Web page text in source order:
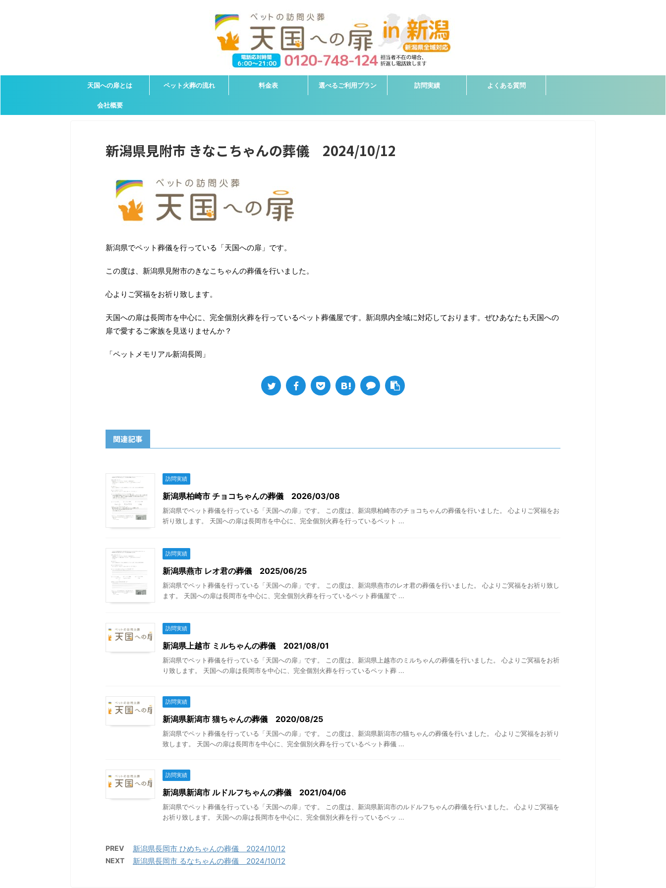
天国への扉とは ペット火葬の流れ 料金表 選べるご利用プラン 訪問実績 よくある質問
会社概要
新潟県見附市 きなこちゃんの葬儀 2024/10/12
新潟県でペット葬儀を行っている「天国への扉」です。
この度は、新潟県見附市のきなこちゃんの葬儀を行いました。
心よりご冥福をお祈り致します。
天国への扉は長岡市を中心に、完全個別火葬を行っているペット葬儀屋です。新潟県内全域に対応しております。ぜひあなたも天国への
扉で愛するご家族を見送りませんか？
「ペットメモリアル新潟長岡」
関連記事
訪問実績
新潟県柏崎市 チョコちゃんの葬儀 2026/03/08
新潟県でペット葬儀を行っている「天国への扉」です。 この度は、新潟県柏崎市のチョコちゃんの葬儀を行いました。 心よりご冥福をお
祈り致します。 天国への扉は長岡市を中心に、完全個別火葬を行っているペット ...
訪問実績
新潟県燕市 レオ君の葬儀 2025/06/25
新潟県でペット葬儀を行っている「天国への扉」です。 この度は、新潟県燕市のレオ君の葬儀を行いました。 心よりご冥福をお祈り致し
ます。 天国への扉は長岡市を中心に、完全個別火葬を行っているペット葬儀屋で ...
訪問実績
新潟県上越市 ミルちゃんの葬儀 2021/08/01
新潟県でペット葬儀を行っている「天国への扉」です。 この度は、新潟県上越市のミルちゃんの葬儀を行いました。 心よりご冥福をお祈
り致します。 天国への扉は長岡市を中心に、完全個別火葬を行っているペット葬 ...
訪問実績
新潟県新潟市 猫ちゃんの葬儀 2020/08/25
新潟県でペット葬儀を行っている「天国への扉」です。 この度は、新潟県新潟市の猫ちゃんの葬儀を行いました。 心よりご冥福をお祈り
致します。 天国への扉は長岡市を中心に、完全個別火葬を行っているペット葬儀 ...
訪問実績
新潟県新潟市 ルドルフちゃんの葬儀 2021/04/06
新潟県でペット葬儀を行っている「天国への扉」です。 この度は、新潟県新潟市のルドルフちゃんの葬儀を行いました。 心よりご冥福を
お祈り致します。 天国への扉は長岡市を中心に、完全個別火葬を行っているペッ ...
PREV 新潟県長岡市 ひめちゃんの葬儀 2024/10/12
NEXT 新潟県長岡市 るなちゃんの葬儀 2024/10/12